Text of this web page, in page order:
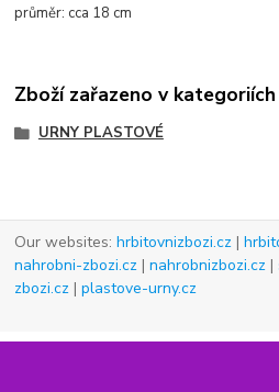
průměr: cca 18 cm
Zboží zařazeno v kategoriích
URNY PLASTOVÉ
Our websites:hrbitovnizbozi.cz |
nahrobni-zbozi.cz |nahrobnizbozi.cz |
zbozi.cz |plastove-urny.cz